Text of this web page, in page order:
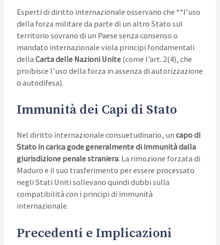
Esperti di diritto internazionale osservano che **l’uso
della forza militare da parte di un altro Stato sul
territorio sovrano di un Paese senza consenso o
mandato internazionale viola principi fondamentali
della Carta delle Nazioni Unite(come l’art. 2(4), che
proibisce l’uso della forza in assenza di autorizzazione
o autodifesa).
Immunità dei Capi di Stato
Nel diritto internazionale consuetudinario, un capo di
Stato in carica gode generalmente di immunità dalla
giurisdizione penale straniera. La rimozione forzata di
Maduro e il suo trasferimento per essere processato
negli Stati Uniti sollevano quindi dubbi sulla
compatibilità con i principi di immunità
internazionale.
Precedenti e Implicazioni